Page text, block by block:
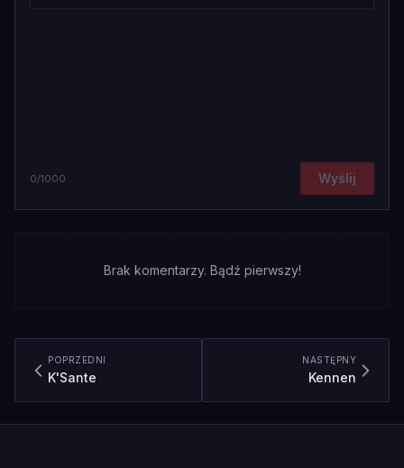
0/1000 Wyślij
Brak komentarzy. Bądź pierwszy!
POPRZEDNI
K'Sante
NASTĘPNY
Kennen